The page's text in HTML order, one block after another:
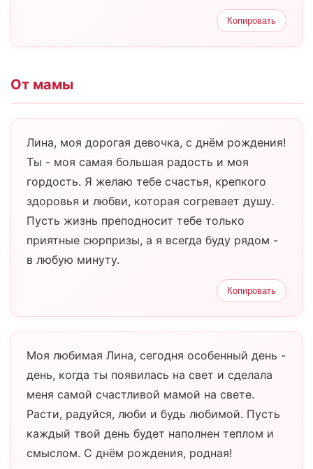
Копировать
От мамы
Лина, моя дорогая девочка, с днём рождения!
Ты - моя самая большая радость и моя
гордость. Я желаю тебе счастья, крепкого
здоровья и любви, которая согревает душу.
Пусть жизнь преподносит тебе только
приятные сюрпризы, а я всегда буду рядом -
в любую минуту.
Копировать
Моя любимая Лина, сегодня особенный день -
день, когда ты появилась на свет и сделала
меня самой счастливой мамой на свете.
Расти, радуйся, люби и будь любимой. Пусть
каждый твой день будет наполнен теплом и
смыслом. С днём рождения, родная!